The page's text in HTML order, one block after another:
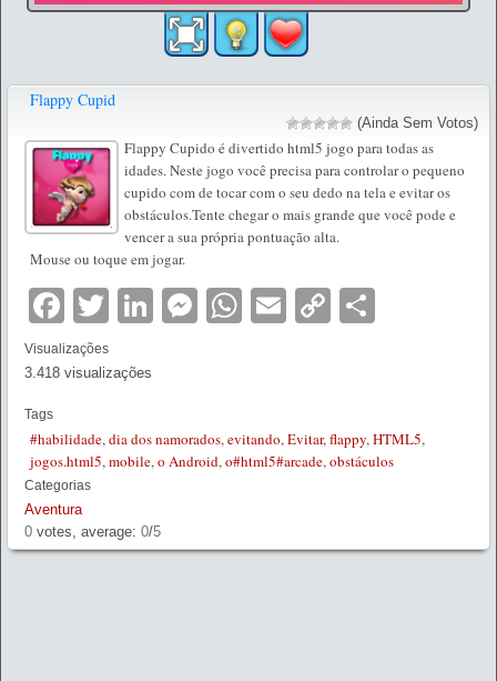
Flappy Cupid
(Ainda Sem Votos)
Flappy Cupido é divertido html5 jogo para todas as
idades. Neste jogo você precisa para controlar o pequeno
cupido com de tocar com o seu dedo na tela e evitar os
obstáculos.Tente chegar o mais grande que você pode e
vencer a sua própria pontuação alta.
Mouse ou toque em jogar.
Facebook
Twitter
LinkedIn
Messenger
WhatsApp
Email
Copy
Visualizações
3.418 visualizações
Tags
#habilidade, dia dos namorados, evitando, Evitar, flappy, HTML5,
jogos.html5, mobile, o Android, o#html5#arcade, obstáculos
Categorias
Aventura
0 votes, average: 0/5